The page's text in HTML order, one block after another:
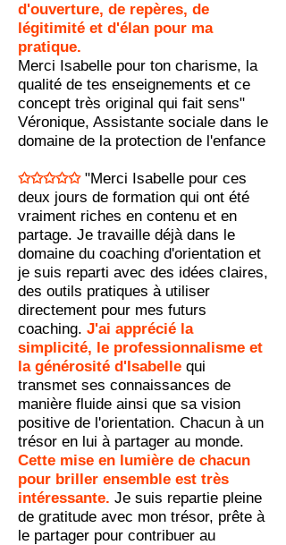
d'ouverture, de repères, de
légitimité et d'élan pour ma
pratique.
Merci Isabelle pour ton charisme, la
qualité de tes enseignements et ce
concept très original qui fait sens"
Véronique, Assistante sociale dans le
domaine de la protection de l'enfance
✩✩✩✩✩"Merci Isabelle pour ces
deux jours de formation qui ont été
vraiment riches en contenu et en
partage. Je travaille déjà dans le
domaine du coaching d'orientation et
je suis reparti avec des idées claires,
des outils pratiques à utiliser
directement pour mes futurs
coaching. J'ai apprécié la
simplicité, le professionnalisme et
la générosité d'Isabelle qui
transmet ses connaissances de
manière fluide ainsi que sa vision
positive de l'orientation. Chacun à un
trésor en lui à partager au monde.
Cette mise en lumière de chacun
pour briller ensemble est très
intéressante. Je suis repartie pleine
de gratitude avec mon trésor, prête à
le partager pour contribuer au